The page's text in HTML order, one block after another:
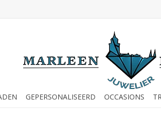
GEPERSONALISEERD OCCASIONS